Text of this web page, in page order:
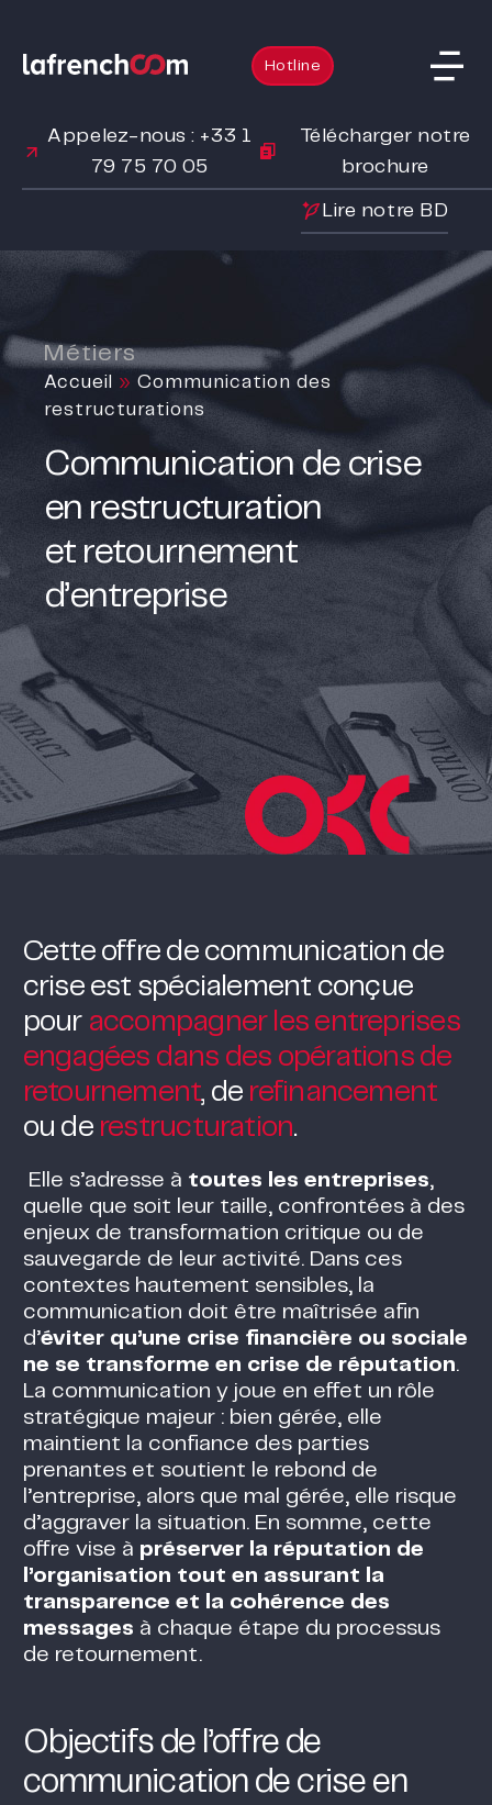
Hotline
Appelez-nous : +33 1
79 75 70 05
Télécharger notre
brochure
Lire notre BD
Métiers
Accueil » Communication des
restructurations
Communication de crise
en restructuration
et retournement
d’entreprise
Cette offre de communication de
crise est spécialement conçue
pour accompagner les entreprises
engagées dans des opérations de
retournement, de refinancement
ou de restructuration.
Elle s’adresse à toutes les entreprises,
quelle que soit leur taille, confrontées à des
enjeux de transformation critique ou de
sauvegarde de leur activité. Dans ces
contextes hautement sensibles, la
communication doit être maîtrisée afin
d’éviter qu’une crise financière ou sociale
ne se transforme en crise de réputation.
La communication y joue en effet un rôle
stratégique majeur : bien gérée, elle
maintient la confiance des parties
prenantes et soutient le rebond de
l’entreprise, alors que mal gérée, elle risque
d’aggraver la situation​. En somme, cette
offre vise à préserver la réputation de
l’organisation tout en assurant la
transparence et la cohérence des
messages à chaque étape du processus
de retournement.
Objectifs de l’offre de
communication de crise en